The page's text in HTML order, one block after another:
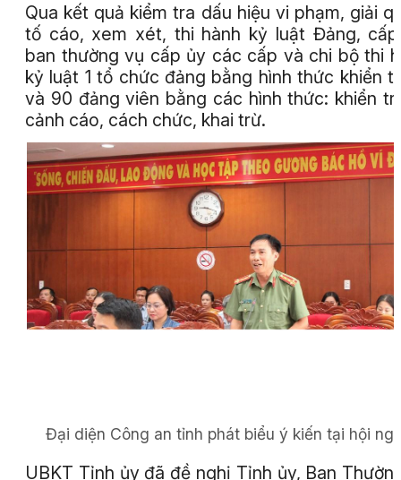
Qua kết quả kiểm tra dấu hiệu vi phạm, giải
tố cáo, xem xét, thi hành kỷ luật Đảng,
ban thường vụ cấp ủy các cấp và chi bộ thi
kỷ luật 1 tổ chức đảng bằng hình thức khiển
và 90 đảng viên bằng các hình thức: khiển
cảnh cáo, cách chức, khai trừ.
Đại diện Công an tỉnh phát biểu ý kiến tại hội
UBKT Tỉnh ủy đã đề nghị Tỉnh ủy, Ban